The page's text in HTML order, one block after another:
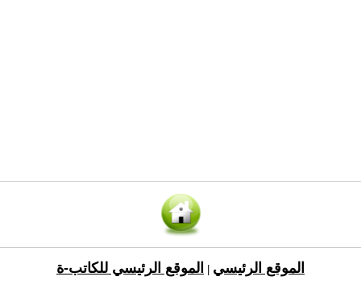
الموقع الرئيسي الموقع الرئيسي للكاتب-ة